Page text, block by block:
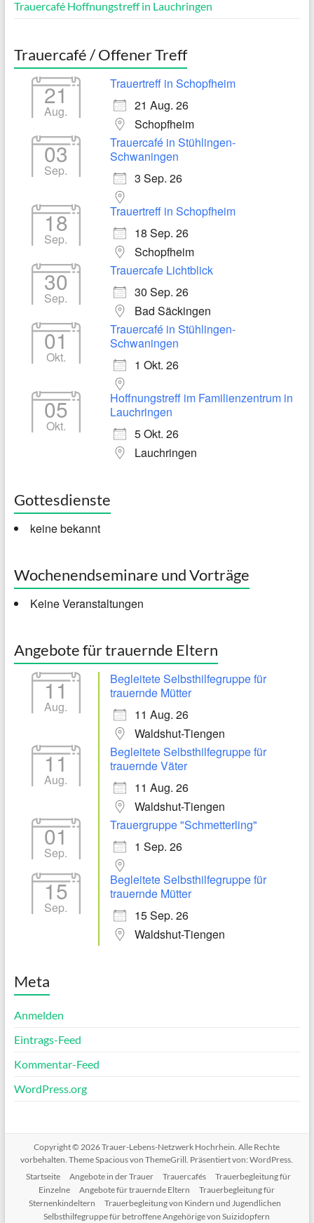
Trauercafé Hoffnungstreff in Lauchringen
Trauercafé / Offener Treff
21
Aug.
Trauertreff in Schopfheim
21 Aug. 26
Schopfheim
03
Sep.
Trauercafé in Stühlingen-
Schwaningen
3 Sep. 26
18
Sep.
Trauertreff in Schopfheim
18 Sep. 26
Schopfheim
30
Sep.
Trauercafe Lichtblick
30 Sep. 26
Bad Säckingen
01
Okt.
Trauercafé in Stühlingen-
Schwaningen
1 Okt. 26
05
Okt.
Hoffnungstreff im Familienzentrum in
Lauchringen
5 Okt. 26
Lauchringen
Gottesdienste
keine bekannt
Wochenendseminare und Vorträge
Keine Veranstaltungen
Angebote für trauernde Eltern
11
Aug.
Begleitete Selbsthilfegruppe für
trauernde Mütter
11 Aug. 26
Waldshut-Tiengen
11
Aug.
Begleitete Selbsthilfegruppe für
trauernde Väter
11 Aug. 26
Waldshut-Tiengen
01
Sep.
Trauergruppe "Schmetterling"
1 Sep. 26
15
Sep.
Begleitete Selbsthilfegruppe für
trauernde Mütter
15 Sep. 26
Waldshut-Tiengen
Meta
Anmelden
Eintrags-Feed
Kommentar-Feed
WordPress.org
Copyright © 2026Trauer-Lebens-Netzwerk Hochrhein. Alle Rechte
vorbehalten. ThemeSpaciousvon ThemeGrill. Präsentiert von:WordPress.
Startseite
Angebote in der Trauer Trauercafés
Trauerbegleitung für
Einzelne
Angebote für trauernde Eltern
Trauerbegleitung für
Sternenkindeltern
Trauerbegleitung von Kindern und Jugendlichen
Selbsthilfegruppe für betroffene Angehörige von Suizidopfern